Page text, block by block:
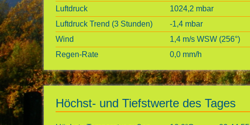
Luftdruck
1024,2 mbar
Luftdruck Trend (3 Stunden)
-1,4 mbar
Wind
1,4 m/s WSW (256°)
Regen-Rate
0,0 mm/h
Höchst- und Tiefstwerte des Tages